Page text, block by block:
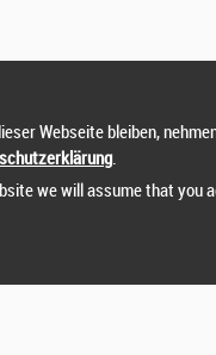
Webseite bleiben,
.
we will assume that you